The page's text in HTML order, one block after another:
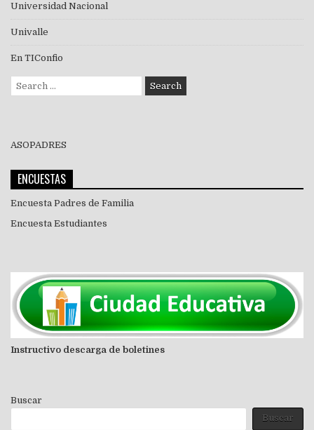
Universidad Nacional
Univalle
En TIConfio
Search
for:
ASOPADRES
ENCUESTAS
Encuesta Padres de Familia
Encuesta Estudiantes
Instructivo descarga de boletines
Buscar
Buscar